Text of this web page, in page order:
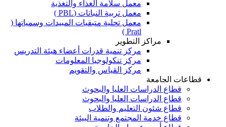
معمل سلامة الغذاء والتغذية
معمل تربية النباتات (PBL )
معمل تحلية متبقيات المبيدات وسمياتها (
Pratl )
مراكز التطوير
مركز تنمية قدرات أعضاء هيئة التدريس
مركز تنكولوجيا المعلومات
مركز القياس والتقويم
قطاعات الجامعة
قطاع الدراسات العليا والبحوث
قطاع الدراسات العليا والبحوث
قطاع شئون التعليم والطلاب
قطاع خدمة المجتمع وتنمية البيئة